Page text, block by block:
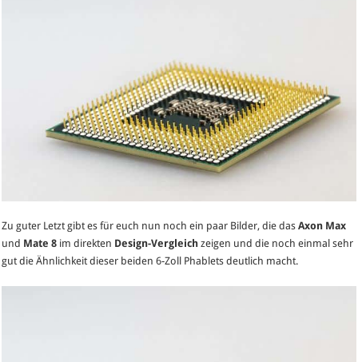
Zu guter Letzt gibt es für euch nun noch ein paar Bilder, die dasAxon Max
und Mate 8 im direkten Design-Vergleich zeigen und die noch einmal sehr
gut die Ähnlichkeit dieser beiden 6-Zoll Phablets deutlich macht.